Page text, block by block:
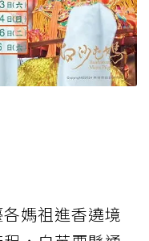
媽祖進香遶境